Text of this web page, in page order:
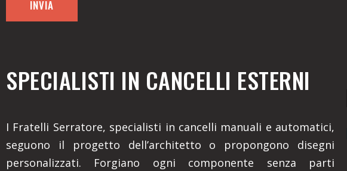
SPECIALISTI IN CANCELLI ESTERNI
I Fratelli Serratore, specialisti in cancelli manuali e automatici,
seguono il progetto dell’architetto o propongono disegni
personalizzati. Forgiano ogni componente senza parti